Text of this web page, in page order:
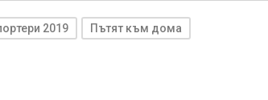
2019 Пътят към дома